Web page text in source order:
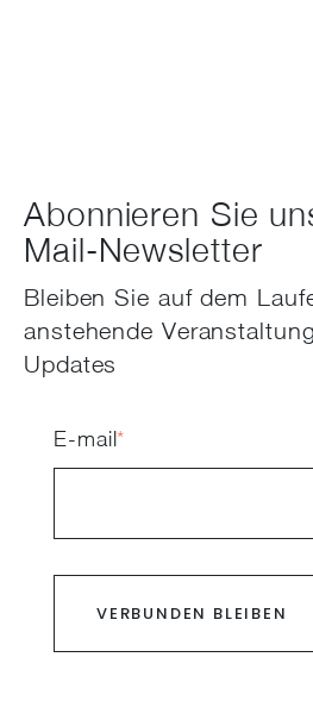
Abonnieren Sie
Mail-Newsletter
Bleiben Sie auf dem
anstehende
Updates
E-mail*